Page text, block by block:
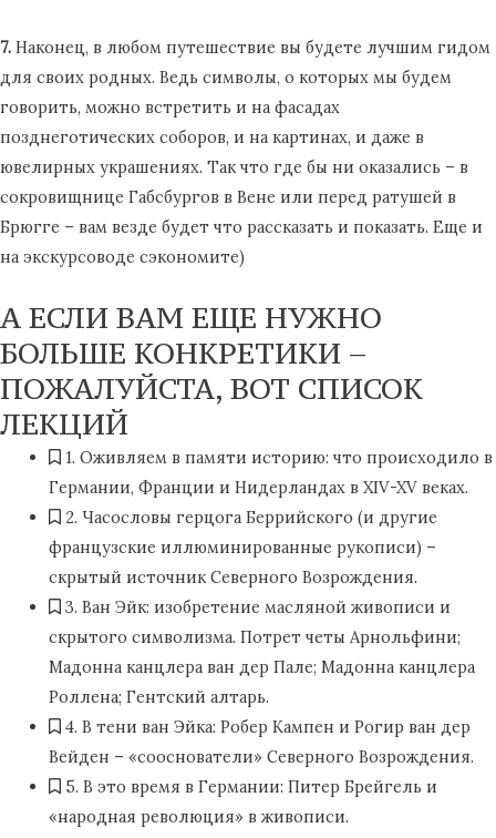
7. Наконец, в любом путешествие вы будете лучшим гидом
для своих родных. Ведь символы, о которых мы будем
говорить, можно встретить и на фасадах
позднеготических соборов, и на картинах, и даже в
ювелирных украшениях. Так что где бы ни оказались – в
сокровищнице Габсбургов в Вене или перед ратушей в
Брюгге – вам везде будет что рассказать и показать. Еще и
на экскурсоводе сэкономите)
А ЕСЛИ ВАМ ЕЩЕ НУЖНО
БОЛЬШЕ КОНКРЕТИКИ –
ПОЖАЛУЙСТА, ВОТ СПИСОК
ЛЕКЦИЙ
1. Оживляем в памяти историю: что происходило в
Германии, Франции и Нидерландах в XIV-XV веках.
2. Часословы герцога Беррийского (и другие
французские иллюминированные рукописи) –
скрытый источник Северного Возрождения.
3. Ван Эйк: изобретение масляной живописи и
скрытого символизма. Потрет четы Арнольфини;
Мадонна канцлера ван дер Пале; Мадонна канцлера
Роллена; Гентский алтарь.
4. В тени ван Эйка: Робер Кампен и Рогир ван дер
Вейден – «сооснователи» Северного Возрождения.
5. В это время в Германии: Питер Брейгель и
«народная революция» в живописи.